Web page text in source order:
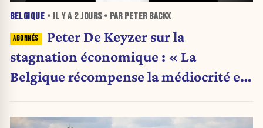
BELGIQUE • IL Y A 2 JOURS• PAR PETER BACKX
Peter De Keyzer sur la
stagnation économique : « La
Belgique récompense la médiocrité et